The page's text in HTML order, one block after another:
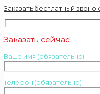
Заказать бесплатный звонок
Заказать сейчас!
Ваше имя (обязательно)
Телефон (обязательно)